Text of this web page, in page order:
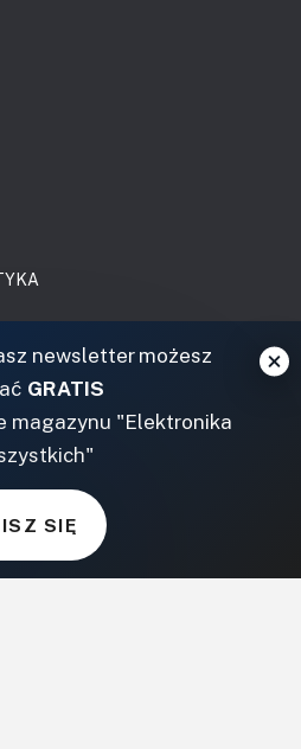
TECH
newsletter możesz
GRATIS
magazynu "Elektronika
SIĘ